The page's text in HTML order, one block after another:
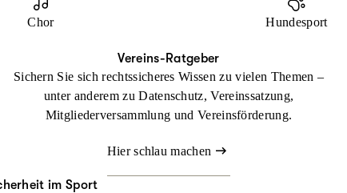
Chor Hundesport
Vereins-Ratgeber
Sichern Sie sich rechtssicheres Wissen zu vielen Themen –
unter anderem zu Datenschutz, Vereinssatzung,
Mitgliederversammlung und Vereinsförderung.
Hier schlau machen
im Sport